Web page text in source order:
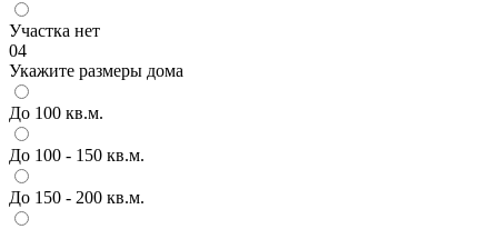
Участка нет
04
Укажите размеры дома
До 100 кв.м.
До 100 - 150 кв.м.
До 150 - 200 кв.м.